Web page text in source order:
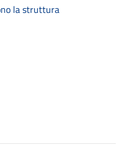
la struttura